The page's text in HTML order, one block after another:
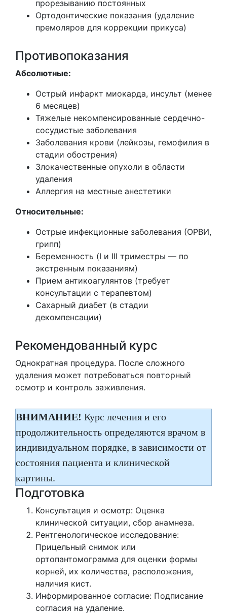
прорезыванию постоянных
Ортодонтические показания (удаление
премоляров для коррекции прикуса)
Противопоказания
Абсолютные:
Острый инфаркт миокарда, инсульт (менее
6 месяцев)
Тяжелые некомпенсированные сердечно-
сосудистые заболевания
Заболевания крови (лейкозы, гемофилия в
стадии обострения)
Злокачественные опухоли в области
удаления
Аллергия на местные анестетики
Относительные:
Острые инфекционные заболевания (ОРВИ,
грипп)
Беременность (I и III триместры — по
экстренным показаниям)
Прием антикоагулянтов (требует
консультации с терапевтом)
Сахарный диабет (в стадии
декомпенсации)
Рекомендованный курс
Однократная процедура. После сложного
удаления может потребоваться повторный
осмотр и контроль заживления.
ВНИМАНИЕ! Курс лечения и его
продолжительность определяются врачом в
индивидуальном порядке, в зависимости от
состояния пациента и клинической
картины.
Подготовка
Консультация и осмотр: Оценка
клинической ситуации, сбор анамнеза.
Рентгенологическое исследование:
Прицельный снимок или
ортопантомограмма для оценки формы
корней, их количества, расположения,
наличия кист.
Информированное согласие: Подписание
согласия на удаление.